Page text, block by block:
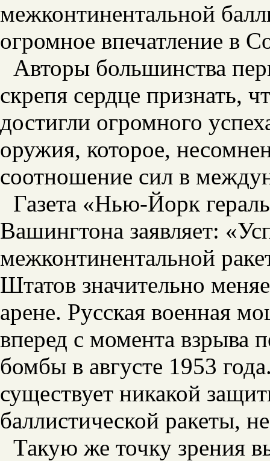
межконтинентальной
огромное впечатление в
Авторы большинства
скрепя сердце признать,
достигли огромного
оружия, которое,
соотношение сил в
Газета «Нью-Йорк
Вашингтона заявляет:
межконтинентальной
Штатов значительно
арене. Русская военная
вперед с момента взрыва
бомбы в августе 1953
существует никакой
баллистической ракеты,
Такую же точку зрения